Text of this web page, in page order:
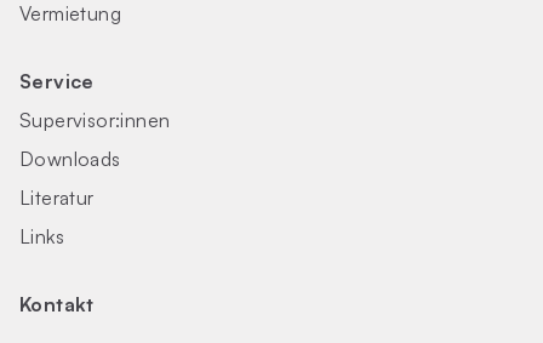
Vermietung
Service
Supervisor:innen
Downloads
Literatur
Links
Kontakt